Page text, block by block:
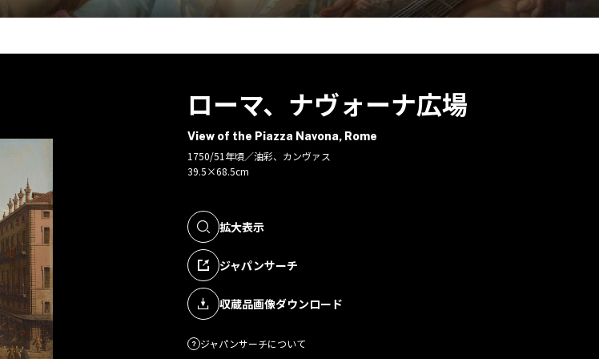
ローマ、ナヴォーナ広場
View of the Piazza Navona, Rome
1750/51年頃／油彩、カンヴァス
39.5×68.5cm
拡大表示
ジャパンサーチ
収蔵品画像ダウンロード
ジャパンサーチについて